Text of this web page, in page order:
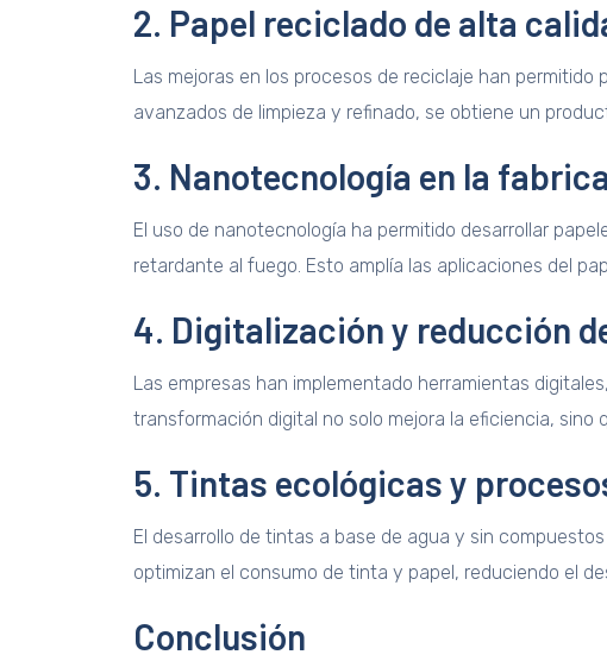
2. Papel reciclado de alta
Las mejoras en los procesos de reciclaje han
avanzados de limpieza y refinado, se obtiene un
3. Nanotecnología en la
El uso de nanotecnología ha permitido desarrollar
retardante al fuego. Esto amplía las aplicaciones del
4. Digitalización y reducción
Las empresas han implementado herramientas
transformación digital no solo mejora la eficiencia,
5. Tintas ecológicas y
El desarrollo de tintas a base de agua y sin
optimizan el consumo de tinta y papel, reduciendo el
Conclusión